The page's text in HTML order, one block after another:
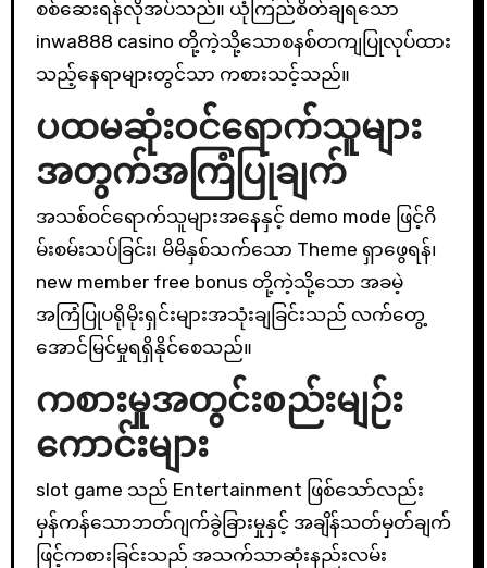
စစ်ဆေးရန်လိုအပ်သည်။ ယုံကြည်စိတ်ချရသော
inwa888 casino တို့ကဲ့သို့သောစနစ်တကျပြုလုပ်ထား
သည့်နေရာများတွင်သာ ကစားသင့်သည်။
ပထမဆုံးဝင်ရောက်သူများ
အတွက်အကြံပြုချက်
အသစ်ဝင်ရောက်သူများအနေနှင့် demo mode ဖြင့်ဂိ
မ်းစမ်းသပ်ခြင်း၊ မိမိနှစ်သက်သော Theme ရှာဖွေရန်၊
new member free bonus တို့ကဲ့သို့သော အခမဲ့
အကြံပြုပရိုမိုးရှင်းများအသုံးချခြင်းသည် လက်တွေ့
အောင်မြင်မှုရရှိနိုင်စေသည်။
ကစားမှုအတွင်းစည်းမျဉ်း
ကောင်းများ
slot game သည် Entertainment ဖြစ်သော်လည်း
မှန်ကန်သောဘတ်ဂျက်ခွဲခြားမှုနှင့် အချိန်သတ်မှတ်ချက်
ဖြင့်ကစားခြင်းသည် အသက်သာဆုံးနည်းလမ်း